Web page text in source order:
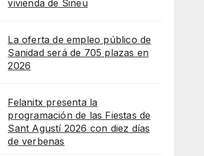
vivienda de Sineu
La oferta de empleo público de
Sanidad será de 705 plazas en
2026
Felanitx presenta la
programación de las Fiestas de
Sant Agustí 2026 con diez días
de verbenas